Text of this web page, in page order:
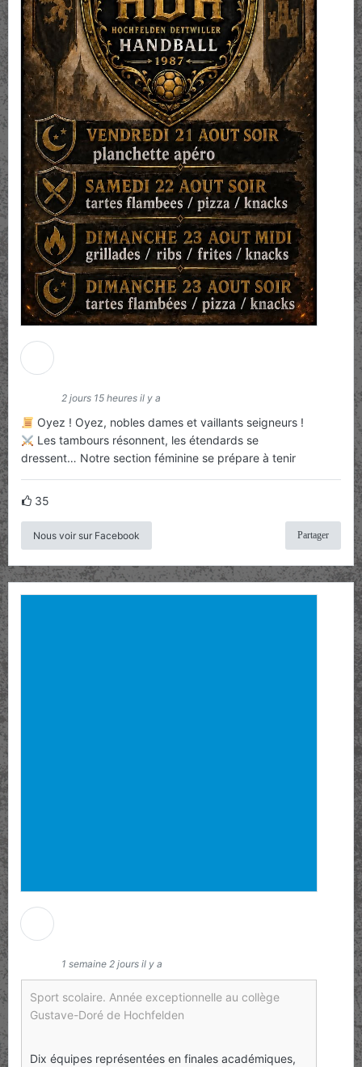
2 jours 15 heures il y a
Oyez ! Oyez, nobles dames et vaillants seigneurs !
Les tambours résonnent, les étendards se
dressent… Notre section féminine se prépare à tenir
35
Nous voir sur Facebook Partager
1 semaine 2 jours il y a
Sport scolaire. Année exceptionnelle au collège
Gustave-Doré de Hochfelden
Dix équipes représentées en finales académiques,